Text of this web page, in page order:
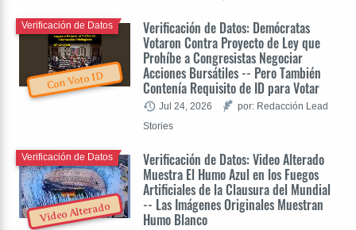
Con Voto ID
Verificación de Datos: Demócratas
Votaron Contra Proyecto de Ley que
Prohíbe a Congresistas Negociar
Acciones Bursátiles -- Pero También
Contenía Requisito de ID para Votar
Verificación de Datos
Jul 24, 2026
por: Redacción Lead
Stories
Video Alterado
Verificación de Datos: Video Alterado
Muestra El Humo Azul en los Fuegos
Artificiales de la Clausura del Mundial
-- Las Imágenes Originales Muestran
Humo Blanco
Verificación de Datos